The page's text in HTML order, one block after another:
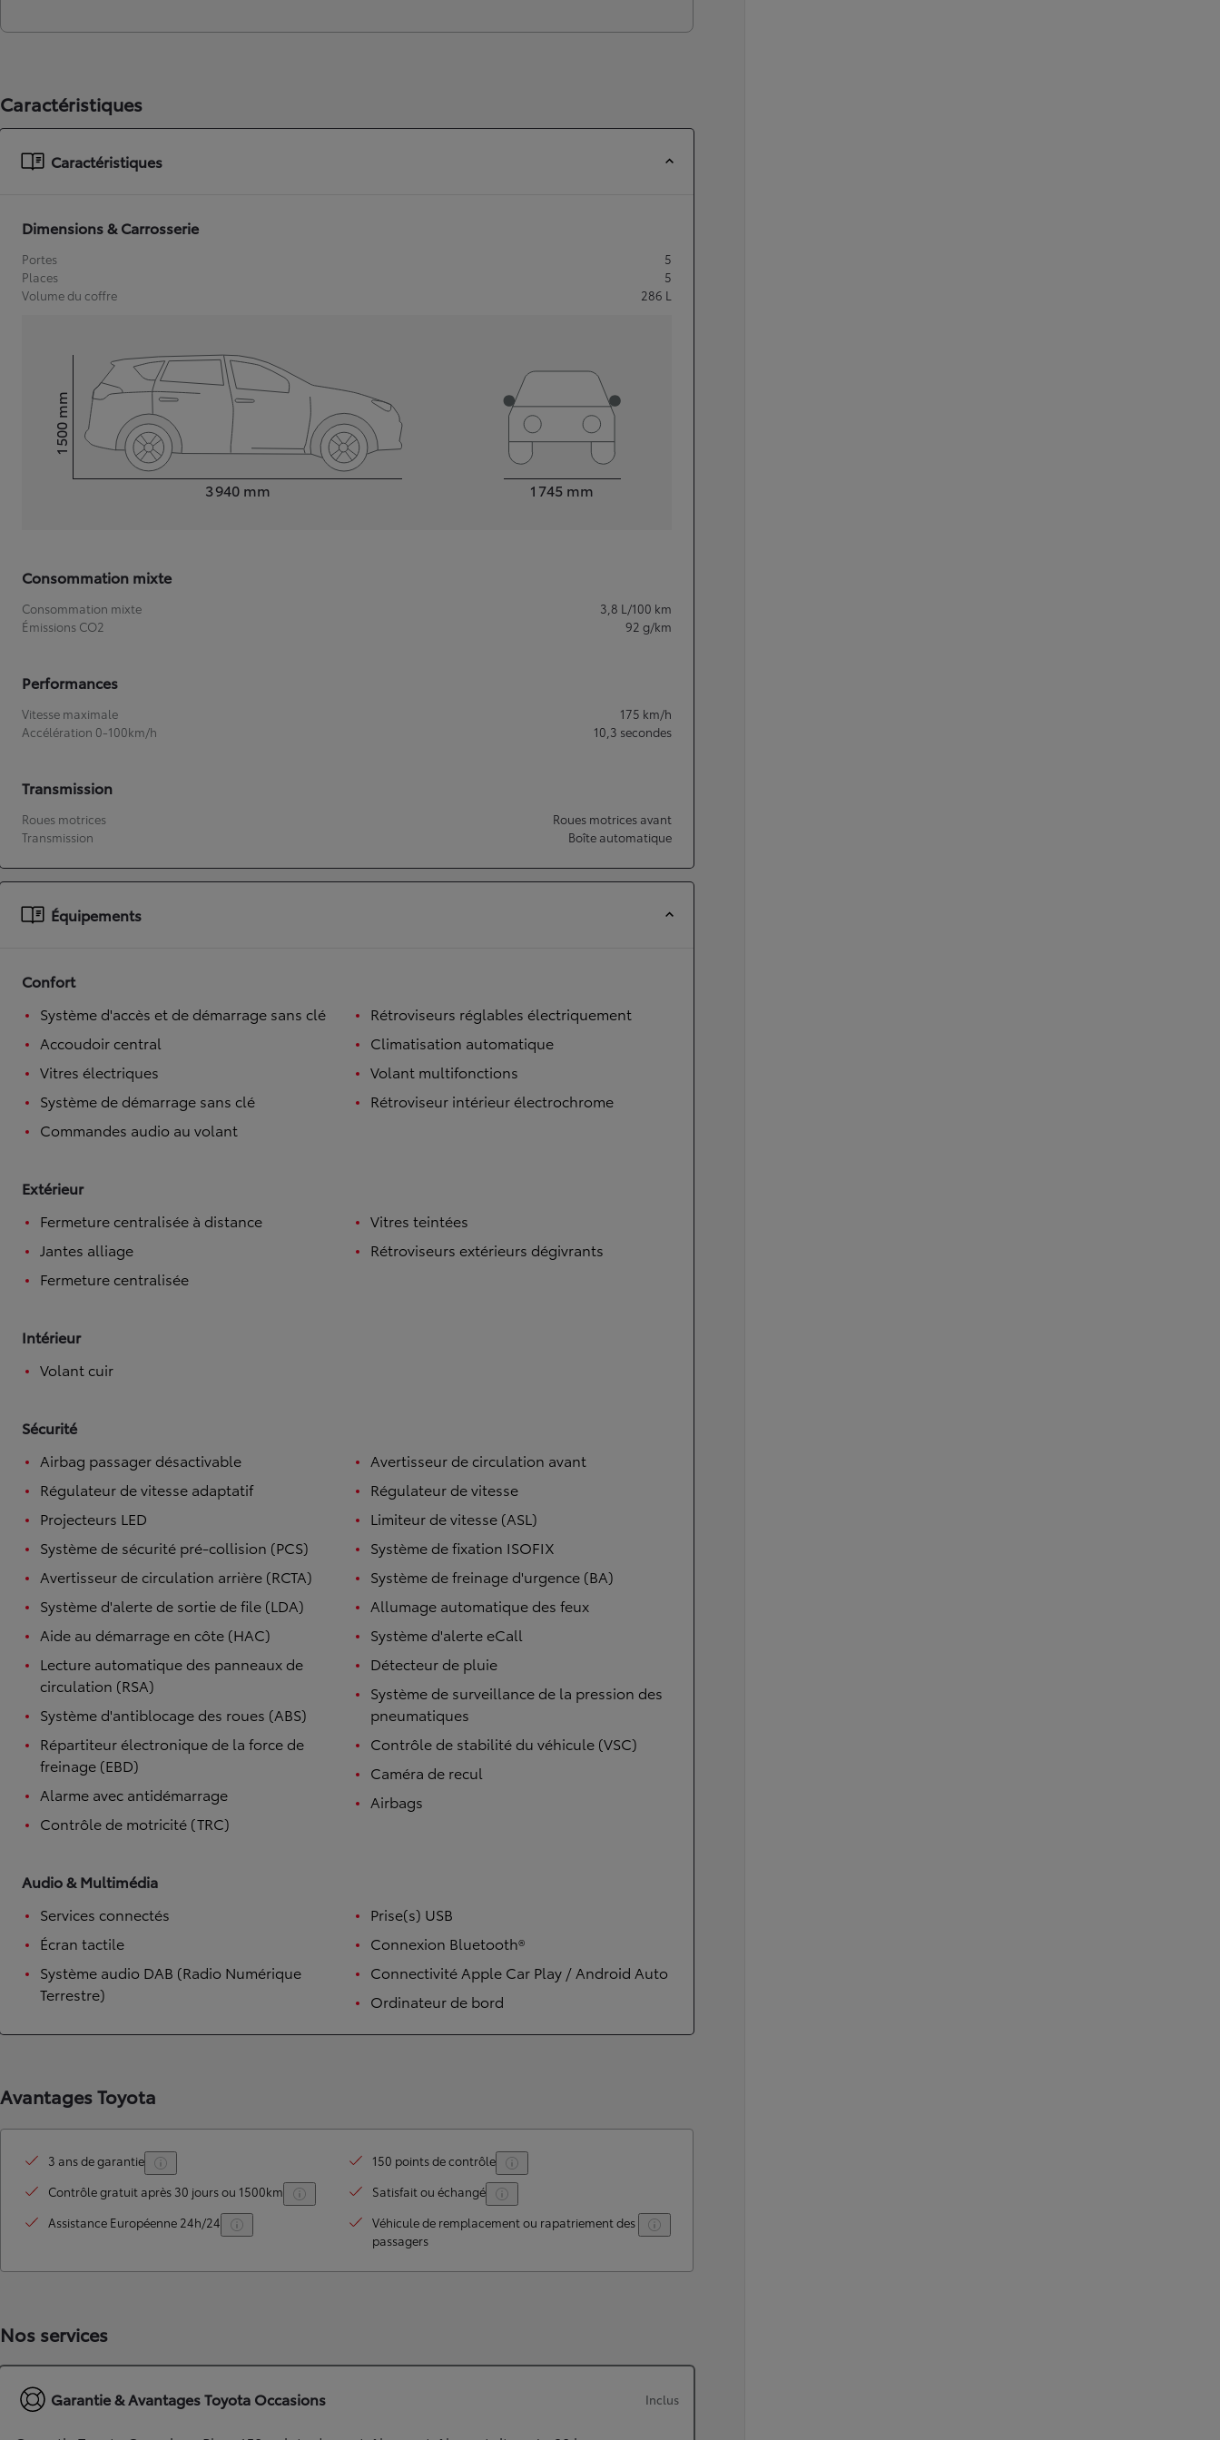
À partir de 19 700 €
Nouvelle Yaris Cross
HYBRIDE
Caractéristiques
Caractéristiques
Dimensions & Carrosserie
Portes
5
Places
5
Volume du coffre
286 L
3 940 mm
Hauteur1 500
mm
1 745 mm
Consommation mixte
Consommation mixte 3,8 L/100 km
Émissions CO2
92 g/km
Performances
Vitesse maximale 175 km/h
Accélération 0-100km/h
10,3 secondes
Transmission
Roues motrices
Roues motrices avant
Transmission
Boîte automatique
Équipements
Confort
Système d'accès et de démarrage sans clé
Accoudoir central
Vitres électriques
Système de démarrage sans clé
Commandes audio au volant
Rétroviseurs réglables électriquement
Climatisation automatique
Volant multifonctions
Rétroviseur intérieur électrochrome
Extérieur
Fermeture centralisée à distance
Jantes alliage
Fermeture centralisée
Vitres teintées
Rétroviseurs extérieurs dégivrants
Intérieur
Volant cuir
Sécurité
Airbag passager désactivable
Régulateur de vitesse adaptatif
Projecteurs LED
Système de sécurité pré-collision (PCS)
Avertisseur de circulation arrière (RCTA)
Système d'alerte de sortie de file (LDA)
Aide au démarrage en côte (HAC)
Lecture automatique des panneaux de
circulation (RSA)
Système d'antiblocage des roues (ABS)
Répartiteur électronique de la force de
freinage (EBD)
Alarme avec antidémarrage
Contrôle de motricité (TRC)
Avertisseur de circulation avant
Régulateur de vitesse
Limiteur de vitesse (ASL)
Système de fixation ISOFIX
Système de freinage d'urgence (BA)
Allumage automatique des feux
Système d'alerte eCall
Détecteur de pluie
Système de surveillance de la pression des
pneumatiques
Contrôle de stabilité du véhicule (VSC)
Caméra de recul
Airbags
Audio & Multimédia
Services connectés
Écran tactile
Système audio DAB (Radio Numérique
Terrestre)
Prise(s) USB
Connexion Bluetooth®
Connectivité Apple Car Play / Android Auto
Ordinateur de bord
Avantages Toyota
3 ans de garantie
150 points de contrôle
Contrôle gratuit après 30 jours ou 1500km
Satisfait ou échangé
Assistance Européenne 24h/24
Véhicule de remplacement ou rapatriement des
passagers
Nos services
Garantie & Avantages Toyota Occasions Inclus